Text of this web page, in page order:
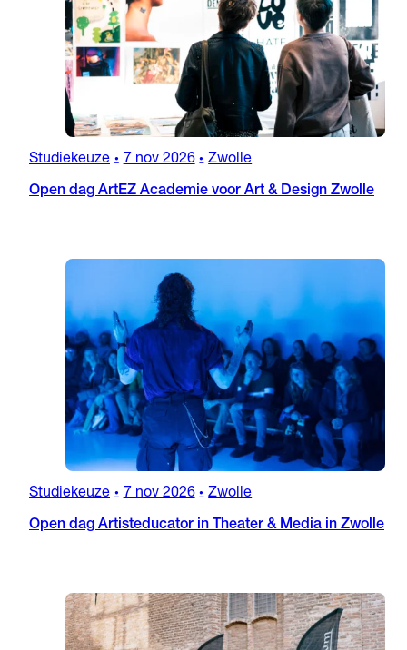
Studiekeuze • 7 nov 2026 • Zwolle
Open dag ArtEZ Academie voor Art & Design Zwolle
Studiekeuze • 7 nov 2026 • Zwolle
Open dag Artisteducator in Theater & Media in Zwolle